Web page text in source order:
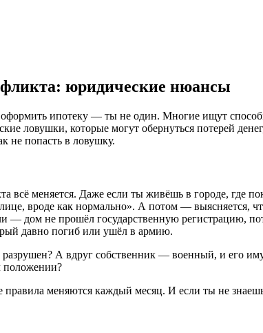
юридические нюансы
ипотеку — ты не один. Многие ищут
ловушки, которые могут обернуться потерей
не попасть в ловушку.
меняется. Даже если ты живёшь в городе, где
вроде как нормально». А потом — выясняется,
— дом не прошёл государственную регистрацию,
давно погиб или ушёл в армию.
разрушен? А вдруг собственник — военный, и его
положении?
меняются каждый месяц. И если ты не